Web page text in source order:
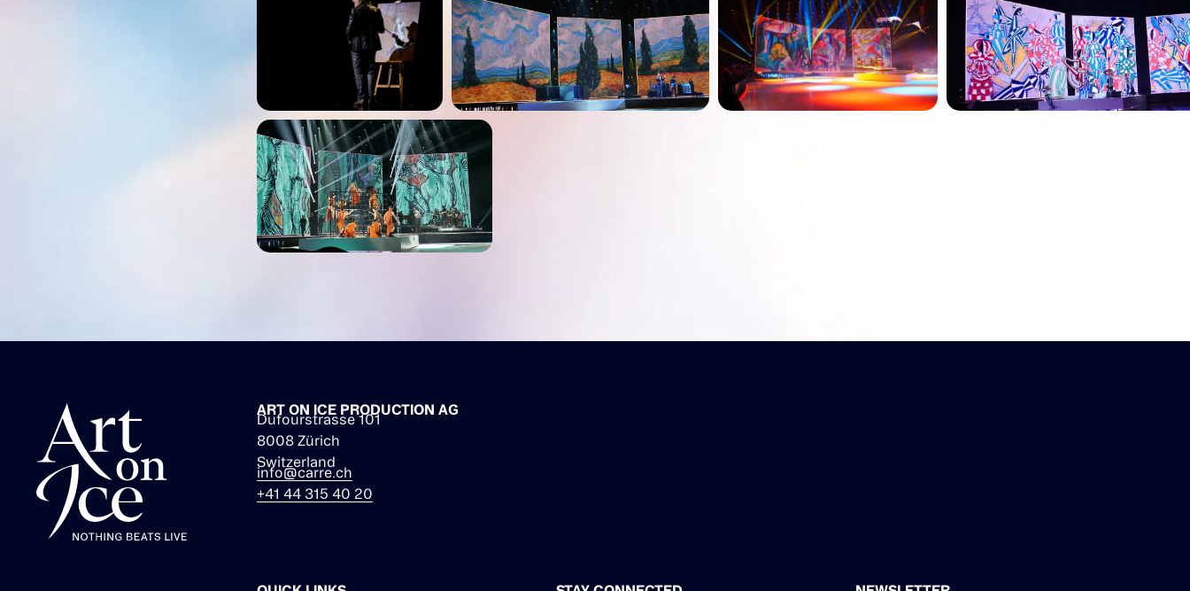
ART ON ICE PRODUCTION AG
Dufourstrasse 101
8008 Zürich
Switzerland
info@carre.ch
+41 44 315 40 20